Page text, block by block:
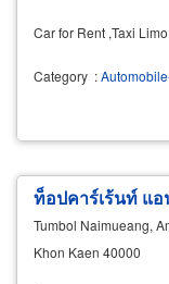
Car for Rent ,Taxi
Category :
ท็อปคาร์เร้นท์ แ
Tumbol Naimueang,
Khon Kaen 40000